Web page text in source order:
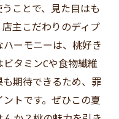
ことで、見た目はも
主こだわりのディプ
ーモニーは、桃好き
タミンCや食物繊維
期待できるため、罪
トです。ぜひこの夏